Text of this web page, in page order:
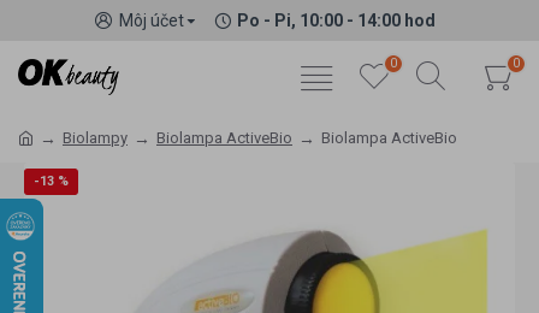
Môj účet Po - Pi, 10:00 - 14:00 hod
0 0
Biolampy Biolampa ActiveBio Biolampa ActiveBio
-13 %